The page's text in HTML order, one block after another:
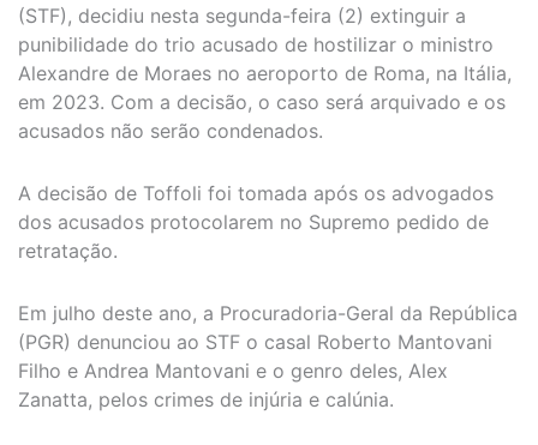
(STF), decidiu nesta segunda-feira (2) extinguir a
punibilidade do trio acusado de hostilizar o ministro
Alexandre de Moraes no aeroporto de Roma, na Itália,
em 2023. Com a decisão, o caso será arquivado e os
acusados não serão condenados.
A decisão de Toffoli foi tomada após os advogados
dos acusados protocolarem no Supremo pedido de
retratação.
Em julho deste ano, a Procuradoria-Geral da República
(PGR) denunciou ao STF o casal Roberto Mantovani
Filho e Andrea Mantovani e o genro deles, Alex
Zanatta, pelos crimes de injúria e calúnia.